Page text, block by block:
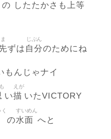
の したたかさも上等
ま
ずは 自分
じぶん
のためにね
もんじゃナイ
い描
えが
いたVICTORY
の水面
すいめん
へと